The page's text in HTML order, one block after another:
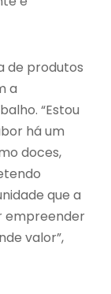
de produtos
a
“Estou
há um
doces,
que a
empreender
valor”,